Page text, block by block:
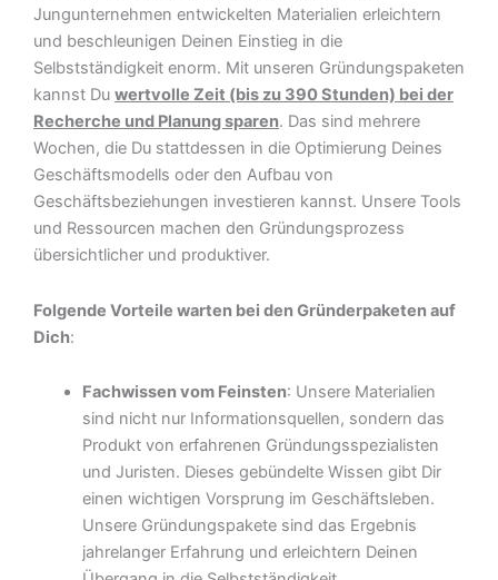
Jungunternehmen entwickelten Materialien erleichtern
und beschleunigen Deinen Einstieg in die
Selbstständigkeit enorm. Mit unseren Gründungspaketen
kannst Du wertvolle Zeit (bis zu 390 Stunden) bei der
Recherche und Planung sparen. Das sind mehrere
Wochen, die Du stattdessen in die Optimierung Deines
Geschäftsmodells oder den Aufbau von
Geschäftsbeziehungen investieren kannst. Unsere Tools
und Ressourcen machen den Gründungsprozess
übersichtlicher und produktiver.
Folgende Vorteile warten bei den Gründerpaketen auf
Dich:
Fachwissen vom Feinsten: Unsere Materialien
sind nicht nur Informationsquellen, sondern das
Produkt von erfahrenen Gründungsspezialisten
und Juristen. Dieses gebündelte Wissen gibt Dir
einen wichtigen Vorsprung im Geschäftsleben.
Unsere Gründungspakete sind das Ergebnis
jahrelanger Erfahrung und erleichtern Deinen